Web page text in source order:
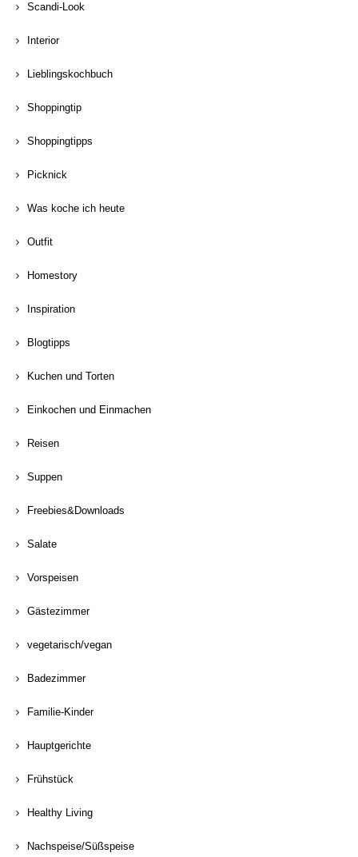
Scandi-Look
Interior
Lieblingskochbuch
Shoppingtip
Shoppingtipps
Picknick
Was koche ich heute
Outfit
Homestory
Inspiration
Blogtipps
Kuchen und Torten
Einkochen und Einmachen
Reisen
Suppen
Freebies&Downloads
Salate
Vorspeisen
Gästezimmer
vegetarisch/vegan
Badezimmer
Familie-Kinder
Hauptgerichte
Frühstück
Healthy Living
Nachspeise/Süßspeise